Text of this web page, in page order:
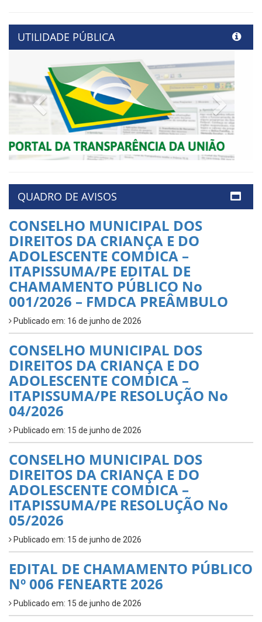
UTILIDADE PÚBLICA
Previous
QUADRO DE AVISOS
CONSELHO MUNICIPAL DOS
DIREITOS DA CRIANÇA E DO
ADOLESCENTE COMDICA –
ITAPISSUMA/PE EDITAL DE
CHAMAMENTO PÚBLICO No
001/2026 – FMDCA PREÂMBULO
Publicado em: 16 de junho de 2026
CONSELHO MUNICIPAL DOS
DIREITOS DA CRIANÇA E DO
ADOLESCENTE COMDICA –
ITAPISSUMA/PE RESOLUÇÃO No
04/2026
Publicado em: 15 de junho de 2026
CONSELHO MUNICIPAL DOS
DIREITOS DA CRIANÇA E DO
ADOLESCENTE COMDICA –
ITAPISSUMA/PE RESOLUÇÃO No
05/2026
Publicado em: 15 de junho de 2026
EDITAL DE CHAMAMENTO PÚBLICO
Nº 006 FENEARTE 2026
Publicado em: 15 de junho de 2026